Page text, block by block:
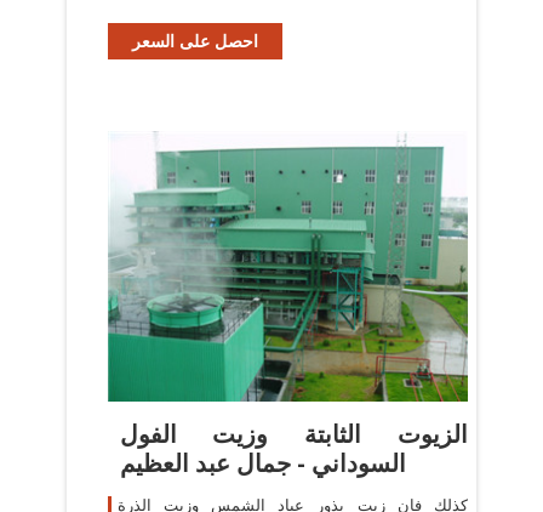
احصل على السعر
الزيوت الثابتة وزيت الفول
السوداني - جمال عبد العظيم
كذلك فان زيت بذور عباد الشمس وزيت الذرة